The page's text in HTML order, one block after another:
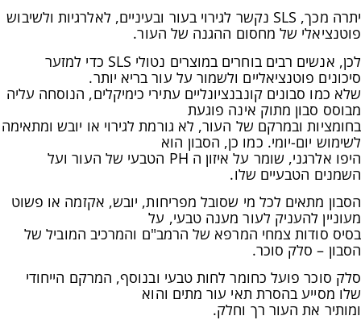
יתרה מכך, SLS נקשר לגירוי בעור ובעיניים, לאלרגיות ולשיבוש
פוטנציאלי של מחסום ההגנה של העור.
לכן, אנשים רבים בוחרים במוצרים נטולי SLS כדי למזער
סיכונים פוטנציאליים ולשמור על עור בריא יותר.
שלא כמו סבונים קונבנציונליים עתירי כימיקלים, הנוסחה עליה
מבוסס סבון מתוק אינה פוגעת
בחומציות ובמרקם של העור, לא גורמת לגירוי או יובש ומתאימה
לשימוש יום-יומי. כמו כן, הסבון הוא
היפו אלרגני, שומר על איזון ה PH הטבעי של העור ועל
השמנים הטבעיים שלו.
הסבון מתאים לכל מי שסובל מפריחות, יובש, אקזמה או פשוט
מעוניין להעניק לעור מענה טבעי, על
בסיס סודות צמחי המרפא של הרמב"ם והמרכיב המוביל של
הסבון – סלק סוכר.
סלק סוכר פועל כחומר לחות טבעי ובנוסף, המרקם הייחודי
שלו מסייע בהסרת תאי עור מתים והוא
ומותיר את העור רך וחלק.